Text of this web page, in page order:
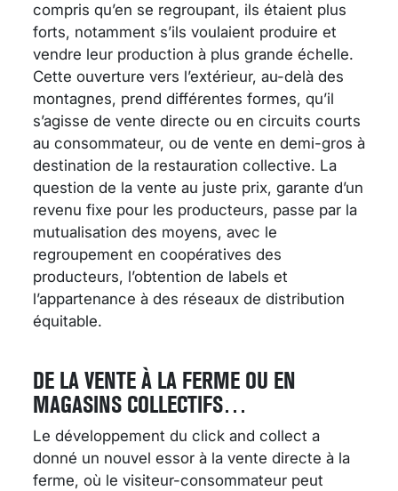
compris qu’en se regroupant, ils étaient plus
forts, notamment s’ils voulaient produire et
vendre leur production à plus grande échelle.
Cette ouverture vers l’extérieur, au-delà des
montagnes, prend différentes formes, qu’il
s’agisse de vente directe ou en circuits courts
au consommateur, ou de vente en demi-gros à
destination de la restauration collective. La
question de la vente au juste prix, garante d’un
revenu fixe pour les producteurs, passe par la
mutualisation des moyens, avec le
regroupement en coopératives des
producteurs, l’obtention de labels et
l’appartenance à des réseaux de distribution
équitable.
DE LA VENTE À LA FERME OU EN
MAGASINS COLLECTIFS…
Le développement du click and collect a
donné un nouvel essor à la vente directe à la
ferme, où le visiteur-consommateur peut